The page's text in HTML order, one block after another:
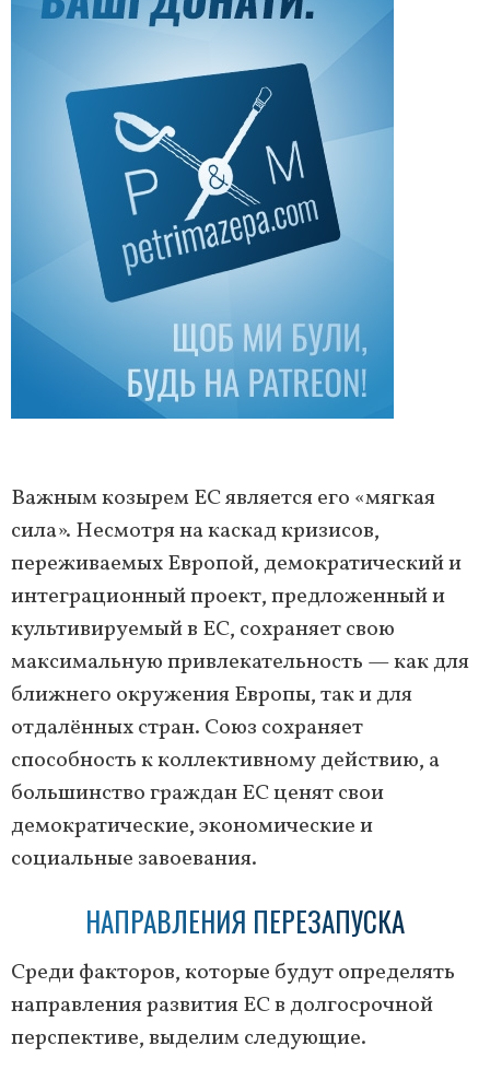
Важным козырем ЕС является его «мягкая
сила». Несмотря на каскад кризисов,
переживаемых Европой, демократический и
интеграционный проект, предложенный и
культивируемый в ЕС, сохраняет свою
максимальную привлекательность — как для
ближнего окружения Европы, так и для
отдалённых стран. Союз сохраняет
способность к коллективному действию, а
большинство граждан ЕС ценят свои
демократические, экономические и
социальные завоевания.
НАПРАВЛЕНИЯ ПЕРЕЗАПУСКА
Среди факторов, которые будут определять
направления развития ЕС в долгосрочной
перспективе, выделим следующие.